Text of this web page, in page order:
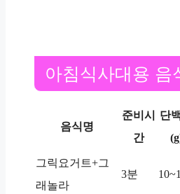
아침식사대용 음
음식명
준비시
간
단
그릭요거트+그
래놀라
3분